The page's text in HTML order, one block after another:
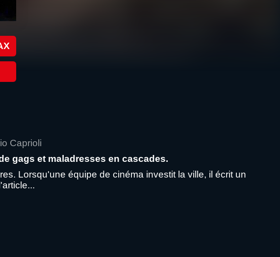
Caprioli
gags et maladresses en cascades.
Lorsqu'une équipe de cinéma investit la ville, il écrit un